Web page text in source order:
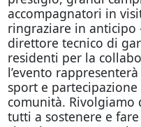
accompagnatori in
ringraziare in anticipo
direttore tecnico di
residenti per la
l’evento
sport e
comunità.
tutti a sostenere e